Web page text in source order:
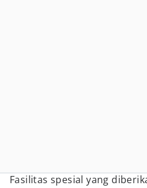
Fasilitas spesial yang